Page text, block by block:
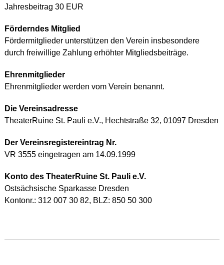
Jahresbeitrag 30 EUR
Förderndes Mitglied
Fördermitglieder unterstützen den Verein insbesondere
durch freiwillige Zahlung erhöhter Mitgliedsbeiträge.
Ehrenmitglieder
Ehrenmitglieder werden vom Verein benannt.
Die Vereinsadresse
TheaterRuine St. Pauli e.V., Hechtstraße 32, 01097 Dresden
Der Vereinsregistereintrag Nr.
VR 3555 eingetragen am 14.09.1999
Konto des TheaterRuine St. Pauli e.V.
Ostsächsische Sparkasse Dresden
Kontonr.: 312 007 30 82, BLZ: 850 50 300